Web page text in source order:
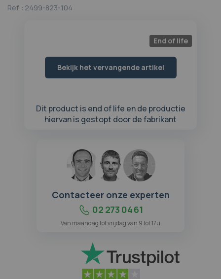
Ref. : 2499-823-104
End of life
Bekijk het vervangende artikel
Dit product is end of life en de productie
hiervan is gestopt door de fabrikant
begin
Contacteer onze experten
02 273 04 61
Van maandag tot vrijdag van 9 tot 17u